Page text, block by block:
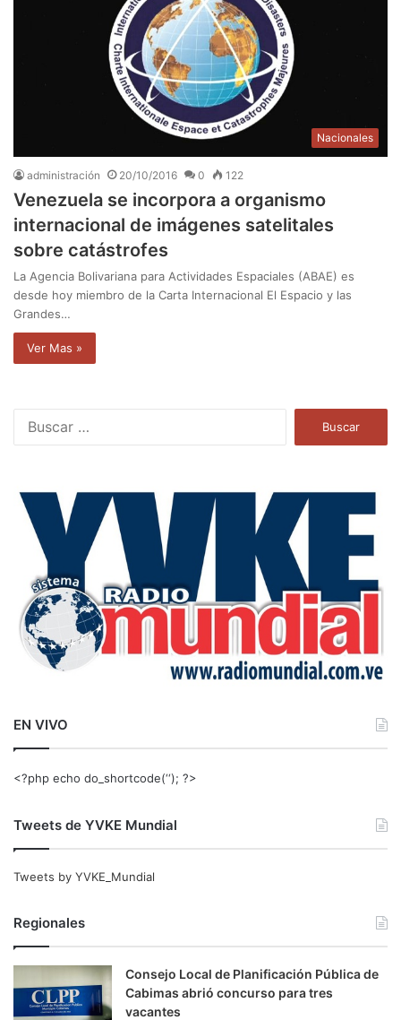
Nacionales
administración 20/10/2016 0 122
Venezuela se incorpora a organismo
internacional de imágenes satelitales
sobre catástrofes
La Agencia Bolivariana para Actividades Espaciales (ABAE) es
desde hoy miembro de la Carta Internacional El Espacio y las
Grandes…
Ver Mas »
a
EN VIVO
<?php echo do_shortcode(‘‘); ?>
Tweets de YVKE Mundial
Tweets by YVKE_Mundial
Regionales
Consejo Local de Planificación Pública de
Cabimas abrió concurso para tres
vacantes